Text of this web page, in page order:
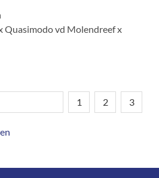
Quasimodo vd Molendreef x
Seitennummerierung
Aktuelle
1
Seite
2
Seite
3